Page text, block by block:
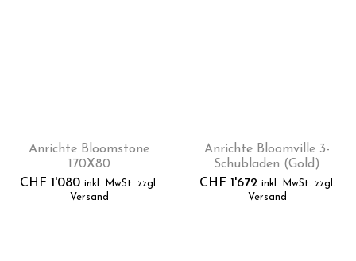
Anrichte Bloomstone
170X80
CHF 1'080 inkl. MwSt. zzgl.
Versand
Anrichte Bloomville 3-
Schubladen (Gold)
CHF 1'672 inkl. MwSt. zzgl.
Versand